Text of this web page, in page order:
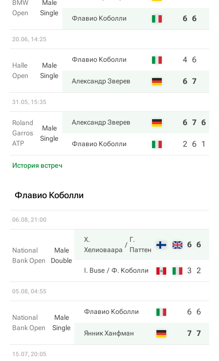
BMW
Open
Male
Single
Флавио Коболли 6 6
20.06, 14:25
Halle
Open
Male
Single
Флавио Коболли 4 6
Александр Зверев 6 7
31.05, 15:35
Roland
Garros
ATP
Male
Single
Александр Зверев 6 7 6
Флавио Коболли 2 6 1
История встреч
Флавио Коболли
06.08, 21:00
National
Bank Open
Male
Double
Х.
Хелиоваара
Г.
Паттен
6 6
I. Buse Ф. Коболли 3 2
05.08, 04:55
National
Bank Open
Male
Single
Флавио Коболли 6 6
Янник Ханфман 7 7
15.07, 20:05